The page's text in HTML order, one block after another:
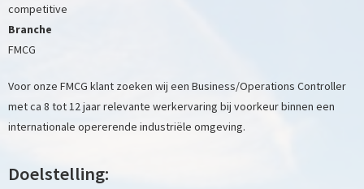
competitive
Branche
FMCG
Voor onze FMCG klant zoeken wij een Business/Operations Controller
met ca 8 tot 12 jaar relevante werkervaring bij voorkeur binnen een
internationale opererende industriële omgeving.
Doelstelling: